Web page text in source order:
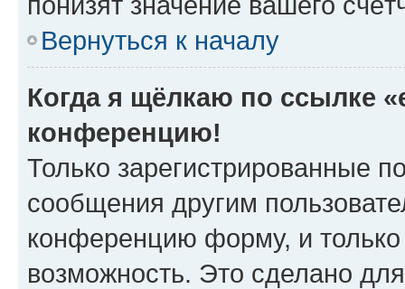
Вернуться к началу
Когда я щёлкаю по ссылке
конференцию!
Только зарегистрированные
сообщения другим
конференцию форму, и
возможность. Это сделано